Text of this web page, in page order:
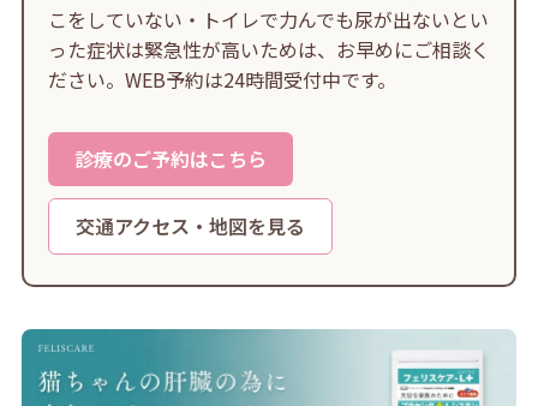
こをしていない・トイレで力んでも尿が出ないとい
った症状は緊急性が高いためは、お早めにご相談く
ださい。WEB予約は24時間受付中です。
診療のご予約はこちら
交通アクセス・地図を見る